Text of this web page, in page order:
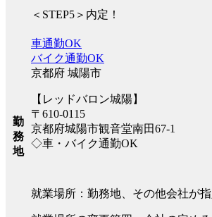
＜STEP5＞内定！
勤
務
地
車通勤OK
バイク通勤OK
京都府 城陽市
【レッドバロン城陽】
〒610-0115
京都府城陽市観音堂南田67-1
◇車・バイク通勤OK
就業場所：勤務地、その他会社が